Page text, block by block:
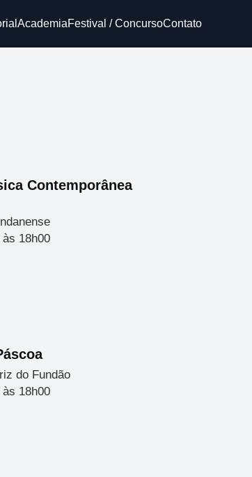
AcademiaFestival / ConcursoContato
Contemporânea
18h00
do Fundão
às 18h00